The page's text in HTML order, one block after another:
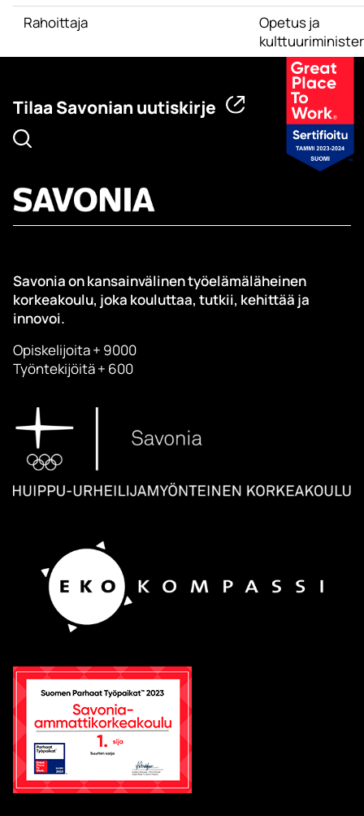
Rahoittaja
Opetus ja
Tilaa Savonian uutiskirje
Savonia on kansainvälinen työelämäläheinen
korkeakoulu, joka kouluttaa, tutkii, kehittää ja
innovoi.
Opiskelijoita + 9000
Työntekijöitä + 600